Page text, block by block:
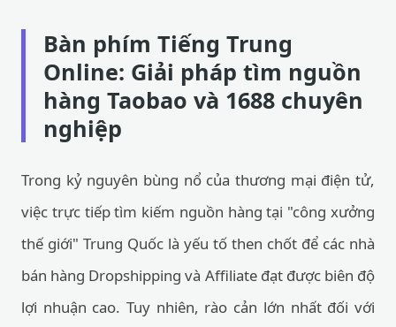
Bàn phím Tiếng Trung
Online: Giải pháp tìm nguồn
hàng Taobao và 1688 chuyên
nghiệp
Trong kỷ nguyên bùng nổ của thương mại điện tử,
việc trực tiếp tìm kiếm nguồn hàng tại "công xưởng
thế giới" Trung Quốc là yếu tố then chốt để các nhà
bán hàng Dropshipping và Affiliate đạt được biên độ
lợi nhuận cao. Tuy nhiên, rào cản lớn nhất đối với